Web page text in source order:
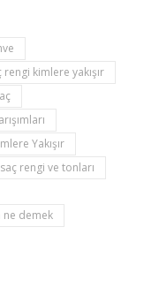
rengi kimlere yakışır
Yakışır
rengi ve tonları
ne demek